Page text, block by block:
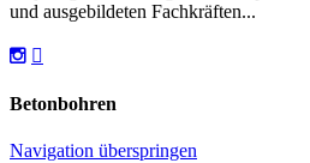
und ausgebildeten Fachkräften...
Betonbohren
Navigation überspringen